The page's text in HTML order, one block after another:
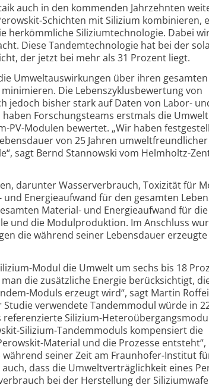
auch in den kommenden Jahrzehnten
Schichten mit Silizium kombinieren,
herkömm­liche Silizium­technologie. Dabei
Diese Tandem­technologie hat bei der
der jetzt bei mehr als 31 Prozent liegt.
Umweltauswirkungen über ihren gesamten
Die Lebenszyklus­bewertung von
jedoch bisher stark auf Daten von Labor-
Forschungs­teams erstmals die
Modulen bewertet. „Wir haben
von 25 Jahren
sagt Bernd Stannowski vom Helmholtz-
darunter Wasserverbrauch, Toxizität für
Energieaufwand für den gesamten
Material- und Energieaufwand für
und die Modul­produktion. Im Anschluss
die während seiner Lebensdauer erzeugte
Modul die Umwelt um sechs bis 18
die zusätzliche Energie berück­sichtigt,
Moduls erzeugt wird“, sagt Martin
verwendete Tandemmodul würde in
referenzierte Silizium-
Silizium-Tandem­moduls kompensiert die
Material und die Prozesse
seiner Zeit am Fraunhofer-Institut
dass die Umwelt­verträglichkeit eines
bei der Herstellung der